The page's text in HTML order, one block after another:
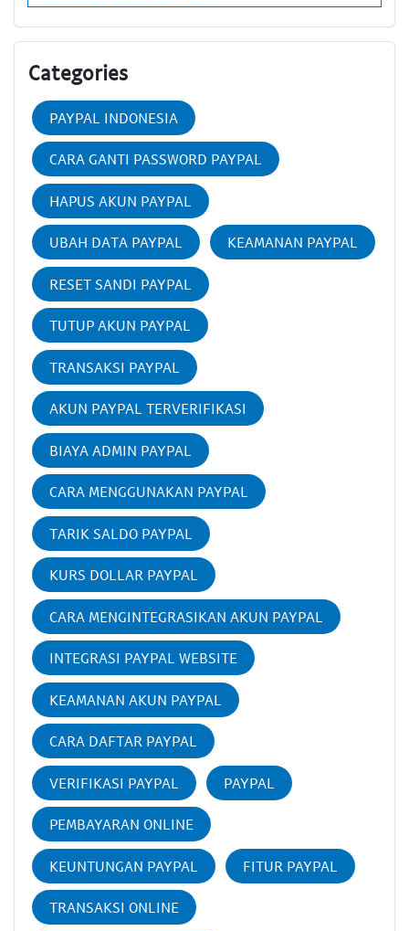
Categories
PAYPAL INDONESIA
CARA GANTI PASSWORD PAYPAL
HAPUS AKUN PAYPAL
UBAH DATA PAYPAL KEAMANAN PAYPAL
RESET SANDI PAYPAL
TUTUP AKUN PAYPAL
TRANSAKSI PAYPAL
AKUN PAYPAL TERVERIFIKASI
BIAYA ADMIN PAYPAL
CARA MENGGUNAKAN PAYPAL
TARIK SALDO PAYPAL
KURS DOLLAR PAYPAL
CARA MENGINTEGRASIKAN AKUN PAYPAL
INTEGRASI PAYPAL WEBSITE
KEAMANAN AKUN PAYPAL
CARA DAFTAR PAYPAL
VERIFIKASI PAYPAL PAYPAL
PEMBAYARAN ONLINE
KEUNTUNGAN PAYPAL FITUR PAYPAL
TRANSAKSI ONLINE